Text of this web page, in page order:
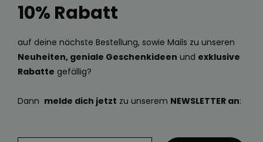
10% Rabatt
auf deine nächste Bestellung, sowie Mails zu unseren
Neuheiten, geniale Geschenkideen und exklusive
Rabatte gefällig?
Dann melde dich jetzt zu unserem NEWSLETTER an: